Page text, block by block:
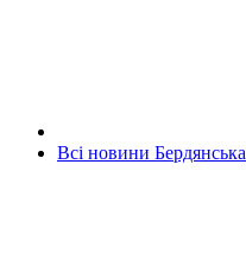
Всі новини Бердянська